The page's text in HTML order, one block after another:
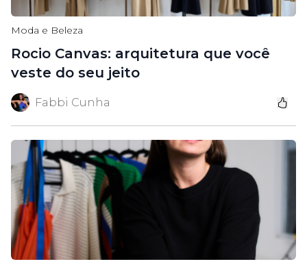
Moda e Beleza
Rocio Canvas: arquitetura que você
veste do seu jeito
Fabbi Cunha